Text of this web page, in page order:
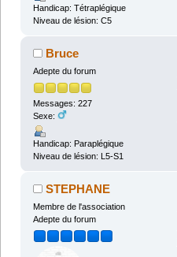
Handicap: Tétraplégique
Niveau de lésion: C5
Bruce
Adepte du forum
Messages: 227
Sexe:
Handicap: Paraplégique
Niveau de lésion: L5-S1
STEPHANE
Membre de l'association
Adepte du forum